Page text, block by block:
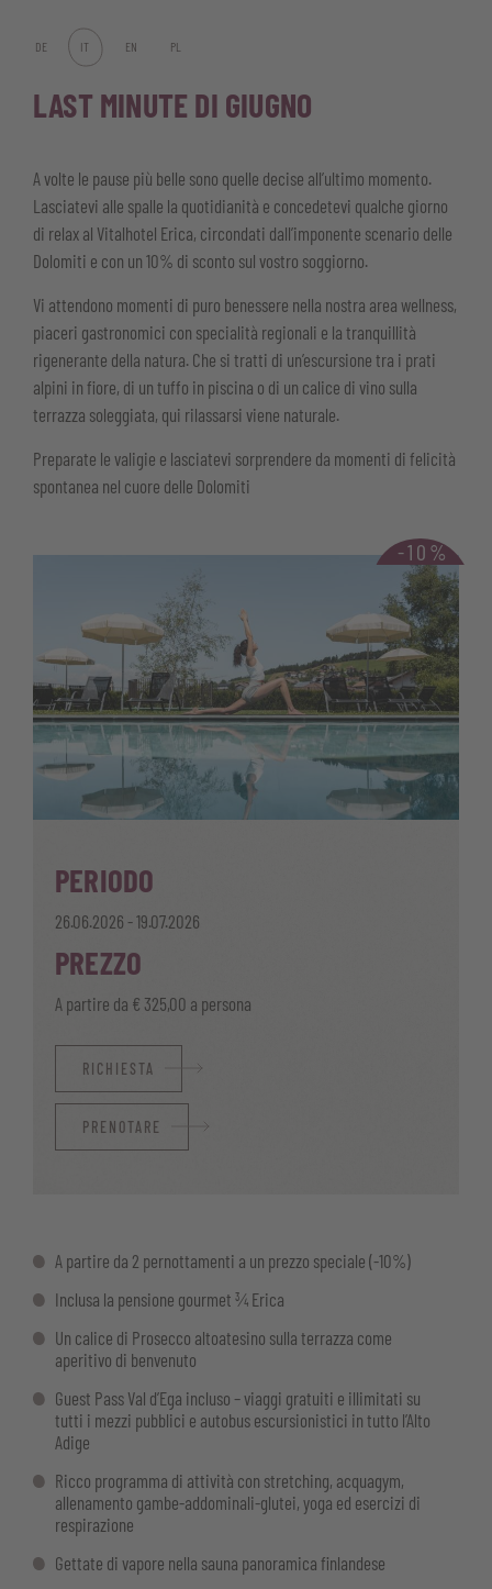
DE IT EN PL
LAST MINUTE DI GIUGNO
A volte le pause più belle sono quelle decise all’ultimo momento.
Lasciatevi alle spalle la quotidianità e concedetevi qualche giorno
di relax al Vitalhotel Erica, circondati dall’imponente scenario delle
Dolomiti e con un 10% di sconto sul vostro soggiorno.
Vi attendono momenti di puro benessere nella nostra area wellness,
piaceri gastronomici con specialità regionali e la tranquillità
rigenerante della natura. Che si tratti di un’escursione tra i prati
alpini in fiore, di un tuffo in piscina o di un calice di vino sulla
terrazza soleggiata, qui rilassarsi viene naturale.
Preparate le valigie e lasciatevi sorprendere da momenti di felicità
spontanea nel cuore delle Dolomiti
-10%
PERIODO
26.06.2026 - 19.07.2026
PREZZO
A partire da € 325,00 a persona
RICHIESTA
PRENOTARE
A partire da 2 pernottamenti a un prezzo speciale (-10%)
Inclusa la pensione gourmet ¾ Erica
Un calice di Prosecco altoatesino sulla terrazza come
aperitivo di benvenuto
Guest Pass Val d’Ega incluso – viaggi gratuiti e illimitati su
tutti i mezzi pubblici e autobus escursionistici in tutto l’Alto
Adige
Ricco programma di attività con stretching, acquagym,
allenamento gambe-addominali-glutei, yoga ed esercizi di
respirazione
Gettate di vapore nella sauna panoramica finlandese